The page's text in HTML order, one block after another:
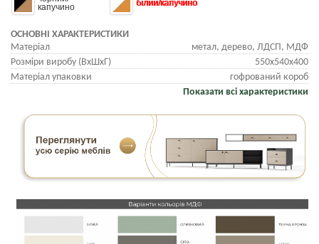
капучино
білий/капучино
ОСНОВНІ ХАРАКТЕРИСТИКИ
Матеріал
метал, дерево, ЛДСП, МДФ
Розміри виробу (ВхШхГ)
550х540х400
Матеріал упаковки
гофрований короб
Показати всі характеристики